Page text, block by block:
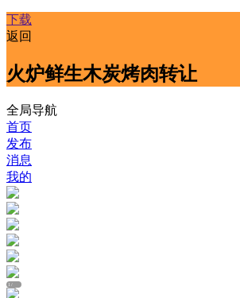
下载
返回
火炉鲜生木炭烤肉转让
全局导航
首页
发布
消息
我的
1 /